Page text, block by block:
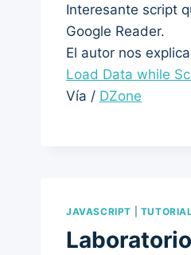
Interesante script
Google Reader.
El autor nos
Load Data while
Vía / DZone
JAVASCRIPT